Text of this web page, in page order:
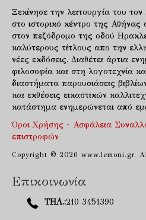
Ξεκίνησε την λειτουργία του
στο ιστορικό κέντρο της Αθήνας
στον πεζόδρομο της οδού
καλύτερους τίτλους απο την
νέες εκδόσεις. Διαθέτει άρτια
φιλοσοφία και στη λογοτεχνία
διαστήματα παρουσιάσεις
και εκθέσεις εικαστικών
κατάστημα ενημερώνεται από
Όροι Χρήσης - Ασφάλεια
επιστροφών
Copyright © 2026 www.lemoni.gr.
Επικοινωνία
ΤΗΛ.:210 3451390